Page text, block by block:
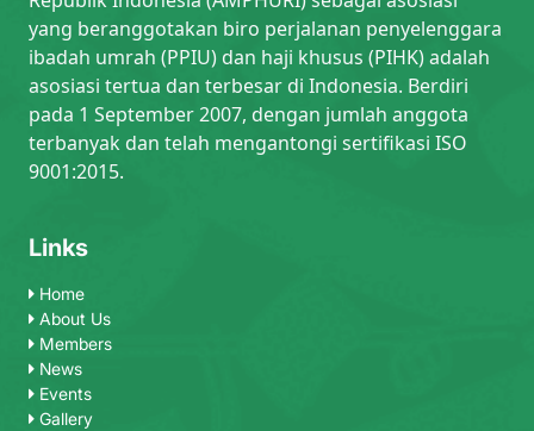
yang beranggotakan biro perjalanan penyelenggara
ibadah umrah (PPIU) dan haji khusus (PIHK) adalah
asosiasi tertua dan terbesar di Indonesia. Berdiri
pada 1 September 2007, dengan jumlah anggota
terbanyak dan telah mengantongi sertifikasi ISO
9001:2015.
Links
Home
About Us
Members
News
Events
Gallery